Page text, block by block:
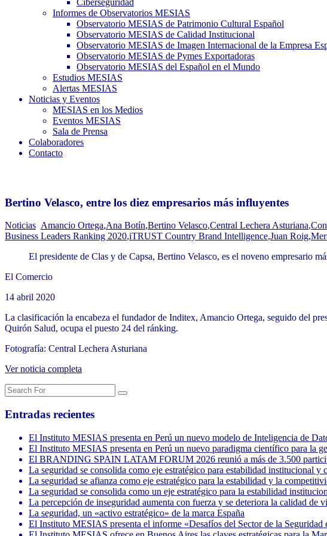
Ciberseguridad
Informes de Observatorios MESIAS
Observatorio MESIAS de Patrimonio Cultural Español
Observatorio MESIAS de Calidad Institucional
Observatorio MESIAS de Imagen Internacional de la Empresa
Observatorio MESIAS de Pymes Exportadoras
Observatorio MESIAS del Español en el Mundo
Estudios MESIAS
Alertas MESIAS
Noticias y Eventos
MESIAS en los Medios
Eventos MESIAS
Sala de Prensa
Colaboradores
Contacto
Bertino Velasco, entre los diez empresarios más influyentes
Noticias Amancio Ortega,Ana Botín,Bertino Velasco,Central Lechera Asturiana,
Business Leaders Ranking 2020,iTRUST Country Brand Intelligence,Juan Roig,
El presidente de Clas y de Capsa, Bertino Velasco, es el noveno empresario
El Comercio
14 abril 2020
La clasificación la encabeza el fundador de Inditex, Amancio Ortega, seguido del
Quirón Salud, ocupa el puesto 24 del ránking.
Fotografía: Central Lechera Asturiana
Ver noticia completa
Entradas recientes
El Instituto MESIAS presenta en Perú un nuevo modelo de Inteligencia de
El Instituto MESIAS presenta en Perú un nuevo paradigma científico para la
El BRANDING SPAIN LATAM FORUM 2026 reunió a más de 3.500
La seguridad se consolida como eje estratégico para estabilidad institucional
La seguridad se afianza como eje estratégico para la estabilidad y la
La seguridad se consolida como un eje estratégico para la estabilidad
La percepción de inseguridad aumenta con fuerza y se deteriora la calidad
La seguridad, un «activo estratégico» de la marca España
El Instituto MESIAS presenta el informe «Desafíos del Sector de la Seguridad